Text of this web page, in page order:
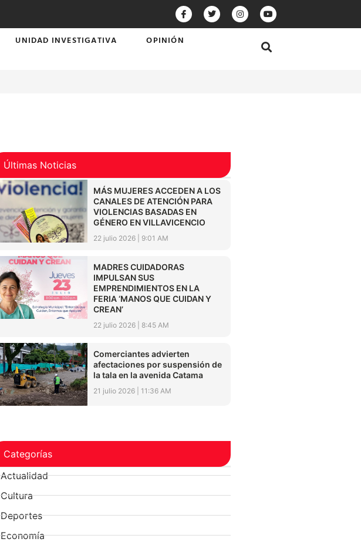
UNIDAD INVESTIGATIVA OPINIÓN
Últimas Noticias
MÁS MUJERES ACCEDEN A LOS
CANALES DE ATENCIÓN PARA
VIOLENCIAS BASADAS EN
GÉNERO EN VILLAVICENCIO
22 julio 2026 9:01 AM
MADRES CUIDADORAS
IMPULSAN SUS
EMPRENDIMIENTOS EN LA
FERIA ‘MANOS QUE CUIDAN Y
CREAN’
22 julio 2026 8:45 AM
Comerciantes advierten
afectaciones por suspensión de
la tala en la avenida Catama
21 julio 2026 11:36 AM
Categorías
Actualidad
Cultura
Deportes
Economía